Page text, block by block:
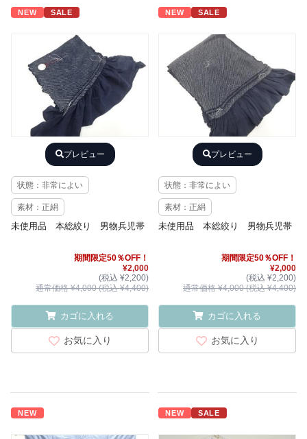
NEW SALE
プレビュー
状態：非常によい
素材：正絹
未使用品 本総絞り 男物兵児帯
期間限定50％OFF！
¥2,000
(税込 ¥2,200)
通常価格 ¥4,000 (税込 ¥4,400)
カゴに入れる
お気に入り
NEW SALE
プレビュー
状態：非常によい
素材：正絹
未使用品 本総絞り 男物兵児帯
期間限定50％OFF！
¥2,000
(税込 ¥2,200)
通常価格 ¥4,000 (税込 ¥4,400)
カゴに入れる
お気に入り
NEW NEW SALE